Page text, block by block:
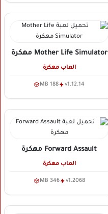
Mother Life Simulator مهكرة
العاب مهكرة
v1.12.14
188 MB
Forward Assault مهكرة
العاب مهكرة
v1.2068
346 MB